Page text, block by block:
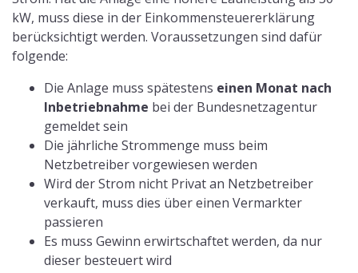
Kleinunternehmerregelung oder
Regelbesteuerung bei einer Anlage
über 30 kW?
Bei einer Anlage mit über 30 kW jährlicher Leistung
lohnt sich auch nach dem 1.1.2023 noch die
Regelbesteuerung anzuwenden, da die Vorsteuer auf
die Umsatzsteuer beim Kauf einer Solaranlage geltend
gemacht werden kann. Das heißt, dass die
Mehrwertsteuer für den Kauf, die Installation und die
Instandhaltung der Anlage zurückerstattet wird. Nach
fünf Pflichtjahren der Regelbesteuerung kann in die
Kleinunternehmerregelung gewechselt werden.